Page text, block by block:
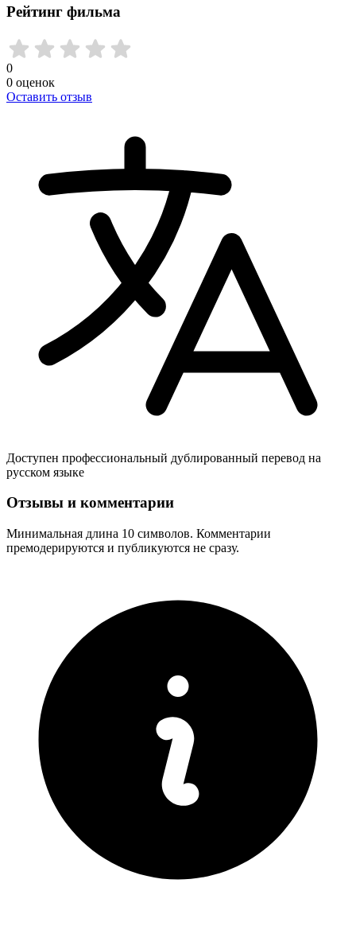
Рейтинг фильма
0
0 оценок
Оставить отзыв
Доступен профессиональный дублированный перевод на
русском языке
Отзывы и комментарии
Минимальная длина 10 символов. Комментарии
премодерируются и публикуются не сразу.